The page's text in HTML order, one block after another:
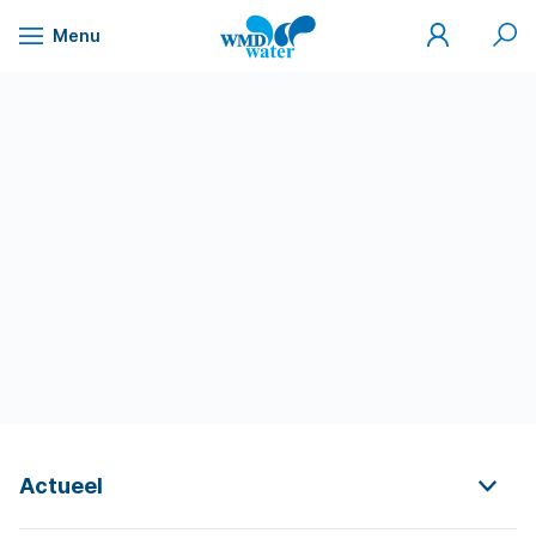
Naar
Menu
WMD
Drinkwater
Mijn
WMD
Zoek
Actueel